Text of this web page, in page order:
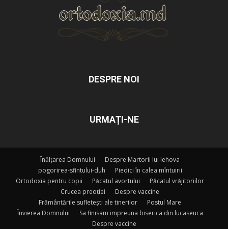
DESPRE NOI
URMAȚI-NE
Înălțarea Domnului
Despre Martorii lui Iehova
pogorirea-sfintului-duh
Piedici în calea mîntuirii
Ortodoxia pentru copii
Păcatul avortului
Păcatul vrăjitoriilor
Crucea preoției
Despre vaccine
Frământările sufletești ale tinerilor
Postul Mare
Învierea Domnului
Sa finisam impreuna biserica din lucaseuca
Despre vaccine